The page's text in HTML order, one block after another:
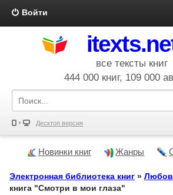
Войти
все тексты книг
444 000 книг, 109 000
Десктоп версия
Новинки книг Жанры
Электронная библиотека книг »
книга "Смотри в мои глаза"